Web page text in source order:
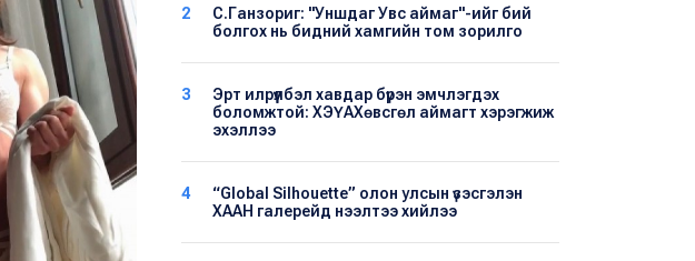
2
С.Ганзориг: "Уншдаг Увс аймаг"-ийг бий
болгох нь бидний хамгийн том зорилго
3
Эрт илрүүлбэл хавдар бүрэн эмчлэгдэх
боломжтой: ХЭҮА​Хөвсгөл аймагт хэрэгжиж
эхэллээ
4
“Global Silhouette” олон улсын үзэсгэлэн
ХААН галерейд нээлтээ хийлээ